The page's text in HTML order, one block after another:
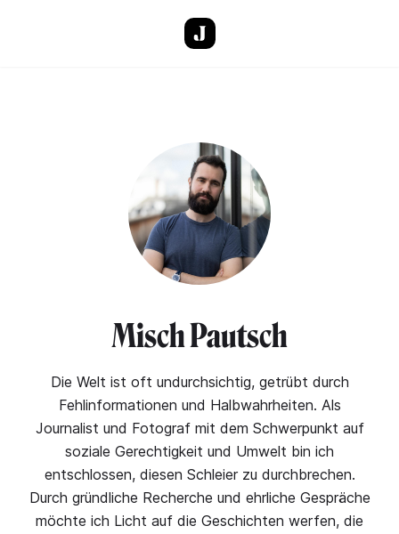
Misch Pautsch
Die Welt ist oft undurchsichtig, getrübt durch
Fehlinformationen und Halbwahrheiten. Als
Journalist und Fotograf mit dem Schwerpunkt auf
soziale Gerechtigkeit und Umwelt bin ich
entschlossen, diesen Schleier zu durchbrechen.
Durch gründliche Recherche und ehrliche Gespräche
möchte ich Licht auf die Geschichten werfen, die